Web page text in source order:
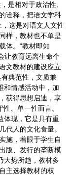
相对于政治性、
诠释，把语文学科
，这是对语文人文性
样，教材也不单是
体。“教材即知
让教育远离生命个
文教材的建设应立
典范性，文质兼
和情感活动中，加
获得思想启迪，享
、单一性而言。
体现，它是具有重
代人的文化食量。
施，着眼于学生自
版、发行的垄断模
大势所趋，教材多
主选择教材的权